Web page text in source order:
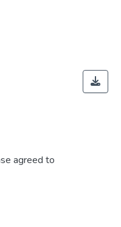
agreed to